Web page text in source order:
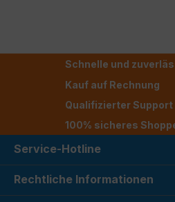
Schnelle und
Kauf auf Rechnung
Qualifizierter Support
100% sicheres
Service-Hotline
Rechtliche Informationen